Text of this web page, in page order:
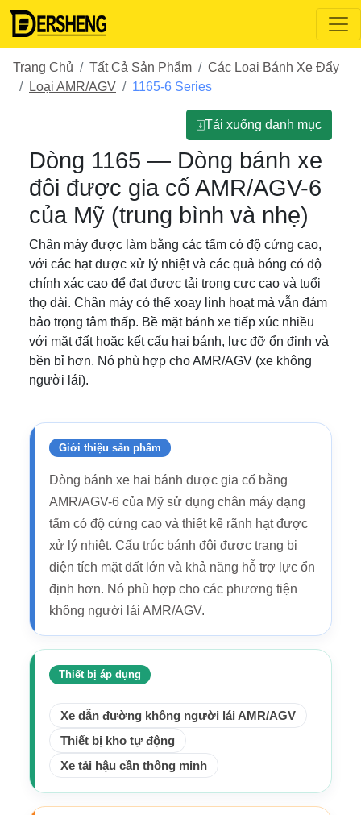
Trang Chủ Tất Cả Sản Phẩm
Các Loại Bánh Xe Đẩy
Loại AMR/AGV
1165-6 Series
⍗Tải xuống danh mục
Dòng 1165 — Dòng bánh xe
đôi được gia cố AMR/AGV-6
của Mỹ (trung bình và nhẹ)
Chân máy được làm bằng các tấm có độ cứng cao,
với các hạt được xử lý nhiệt và các quả bóng có độ
chính xác cao để đạt được tải trọng cực cao và tuổi
thọ dài. Chân máy có thể xoay linh hoạt mà vẫn đảm
bảo trọng tâm thấp. Bề mặt bánh xe tiếp xúc nhiều
với mặt đất hoặc kết cấu hai bánh, lực đỡ ổn định và
bền bỉ hơn. Nó phù hợp cho AMR/AGV (xe không
người lái).
Giới thiệu sản phẩm
Dòng bánh xe hai bánh được gia cố bằng
AMR/AGV-6 của Mỹ sử dụng chân máy dạng
tấm có độ cứng cao và thiết kế rãnh hạt được
xử lý nhiệt. Cấu trúc bánh đôi được trang bị
diện tích mặt đất lớn và khả năng hỗ trợ lực ổn
định hơn. Nó phù hợp cho các phương tiện
không người lái AMR/AGV.
Thiết bị áp dụng
Xe dẫn đường không người lái AMR/AGV
Thiết bị kho tự động
Xe tải hậu cần thông minh